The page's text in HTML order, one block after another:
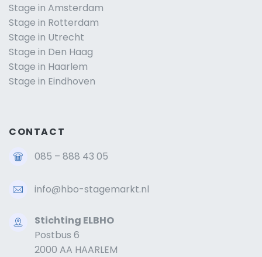
Stage in Amsterdam
Stage in Rotterdam
Stage in Utrecht
Stage in Den Haag
Stage in Haarlem
Stage in Eindhoven
CONTACT
085 – 888 43 05
info@hbo-stagemarkt.nl
Stichting ELBHO
Postbus 6
2000 AA HAARLEM